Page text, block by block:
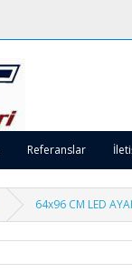
Referanslar
64x96 CM LED